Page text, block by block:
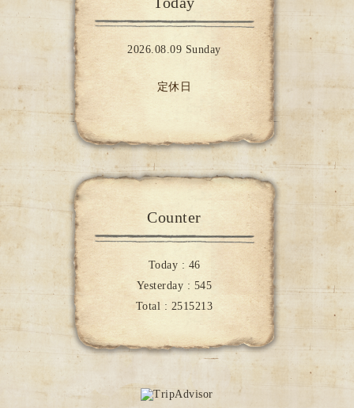
2026.08.09 Sunday
定休日
Counter
Today : 46
Yesterday : 545
Total : 2515213